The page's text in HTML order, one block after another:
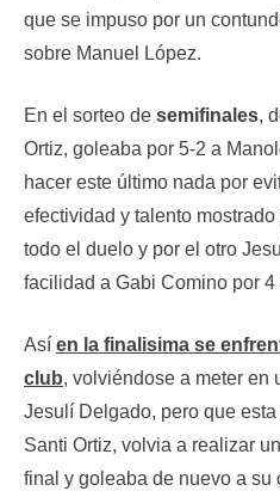
que se impuso por un
sobre Manuel López.
En el sorteo de semifinales,
Ortiz, goleaba por 5-2 a
hacer este último nada por
efectividad y talento
todo el duelo y por el otro
facilidad a Gabi Comino por 4
Así en la finalisima se
club, volviéndose a meter en
Jesulí Delgado, pero que
Santi Ortiz, volvia a realizar
final y goleaba de nuevo a su